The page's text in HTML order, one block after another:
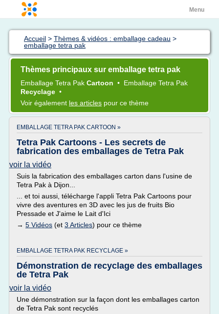
Menu
Accueil > Thèmes & vidéos : emballage cadeau >
emballage tetra pak
Thèmes principaux sur emballage tetra pak
Emballage Tetra Pak Cartoon • Emballage Tetra Pak
Recyclage •
Voir également les articles pour ce thème
EMBALLAGE TETRA PAK CARTOON »
Tetra Pak Cartoons - Les secrets de
fabrication des emballages de Tetra Pak
voir la vidéo
Suis la fabrication des emballages carton dans l'usine de
Tetra Pak à Dijon...
... et toi aussi, télécharge l'appli Tetra Pak Cartoons pour
vivre des aventures en 3D avec les jus de fruits Bio
Pressade et J'aime le Lait d'Ici
→ 5 Vidéos (et 3 Articles) pour ce thème
EMBALLAGE TETRA PAK RECYCLAGE »
Démonstration de recyclage des emballages
de Tetra Pak
voir la vidéo
Une démonstration sur la façon dont les emballages carton
de Tetra Pak sont recyclés